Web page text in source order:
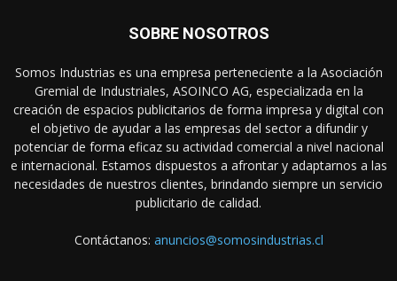
SOBRE NOSOTROS
Somos Industrias es una empresa perteneciente a la Asociación
Gremial de Industriales, ASOINCO AG, especializada en la
creación de espacios publicitarios de forma impresa y digital con
el objetivo de ayudar a las empresas del sector a difundir y
potenciar de forma eficaz su actividad comercial a nivel nacional
e internacional. Estamos dispuestos a afrontar y adaptarnos a las
necesidades de nuestros clientes, brindando siempre un servicio
publicitario de calidad.
Contáctanos: anuncios@somosindustrias.cl